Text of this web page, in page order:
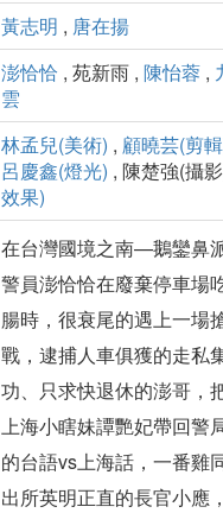
黃志明 , 唐在揚
澎恰恰 , 苑新雨 , 陳怡蓉 ,
雲
林孟兒(美術) , 顧曉芸(剪
呂慶鑫(燈光) , 陳楚強(攝
效果)
在台灣國境之南—鵝鑾鼻
警員澎恰恰在廢棄停車場
腸時，很衰尾的遇上一場
戰，逮捕人車俱獲的走私
功、只求快退休的澎哥，
上海小瞎妹譚艷妃帶回警
的台語vs上海話，一番雞
出所英明正直的長官小應